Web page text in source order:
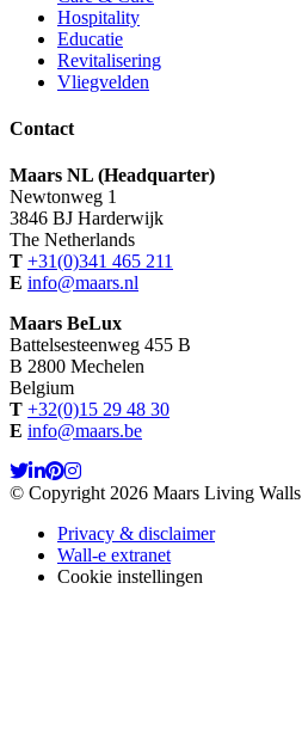
Hospitality
Educatie
Revitalisering
Vliegvelden
Contact
Maars NL (Headquarter)
Newtonweg 1
3846 BJ Harderwijk
The Netherlands
T +31(0)341 465 211
E info@maars.nl
Maars BeLux
Battelsesteenweg 455 B
B 2800 Mechelen
Belgium
T +32(0)15 29 48 30
E info@maars.be
© Copyright 2026 Maars Living Walls
Privacy & disclaimer
Wall-e extranet
Cookie instellingen